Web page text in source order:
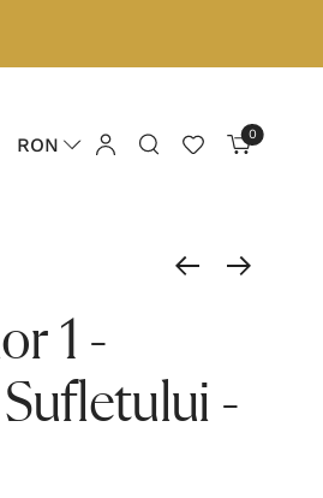
RON 0
1 -
-